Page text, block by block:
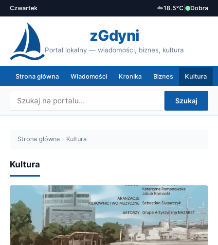
Czwartek ☁️18.5°C Dobra
zGdyni
Portal lokalny — wiadomości, biznes, kultura
Strona główna Wiadomości Kronika Biznes Kultura
Szukaj
Strona główna › Kultura
Kultura